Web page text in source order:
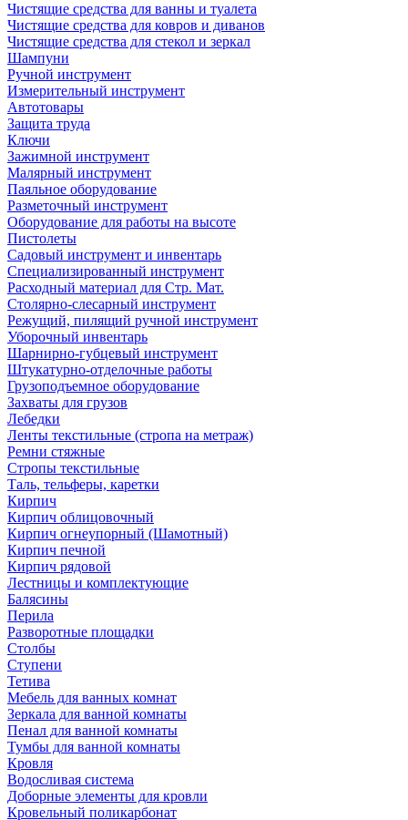
Чистящие средства для ванны и туалета
Чистящие средства для ковров и диванов
Чистящие средства для стекол и зеркал
Шампуни
Ручной инструмент
Измерительный инструмент
Автотовары
Защита труда
Ключи
Зажимной инструмент
Малярный инструмент
Паяльное оборудование
Разметочный инструмент
Оборудование для работы на высоте
Пистолеты
Садовый инструмент и инвентарь
Специализированный инструмент
Расходный материал для Стр. Мат.
Столярно-слесарный инструмент
Режущий, пилящий ручной инструмент
Уборочный инвентарь
Шарнирно-губцевый инструмент
Штукатурно-отделочные работы
Грузоподъемное оборудование
Захваты для грузов
Лебедки
Ленты текстильные (стропа на метраж)
Ремни стяжные
Стропы текстильные
Таль, тельферы, каретки
Кирпич
Кирпич облицовочный
Кирпич огнеупорный (Шамотный)
Кирпич печной
Кирпич рядовой
Лестницы и комплектующие
Балясины
Перила
Разворотные площадки
Столбы
Ступени
Тетива
Мебель для ванных комнат
Зеркала для ванной комнаты
Пенал для ванной комнаты
Тумбы для ванной комнаты
Кровля
Водосливая система
Доборные элементы для кровли
Кровельный поликарбонат